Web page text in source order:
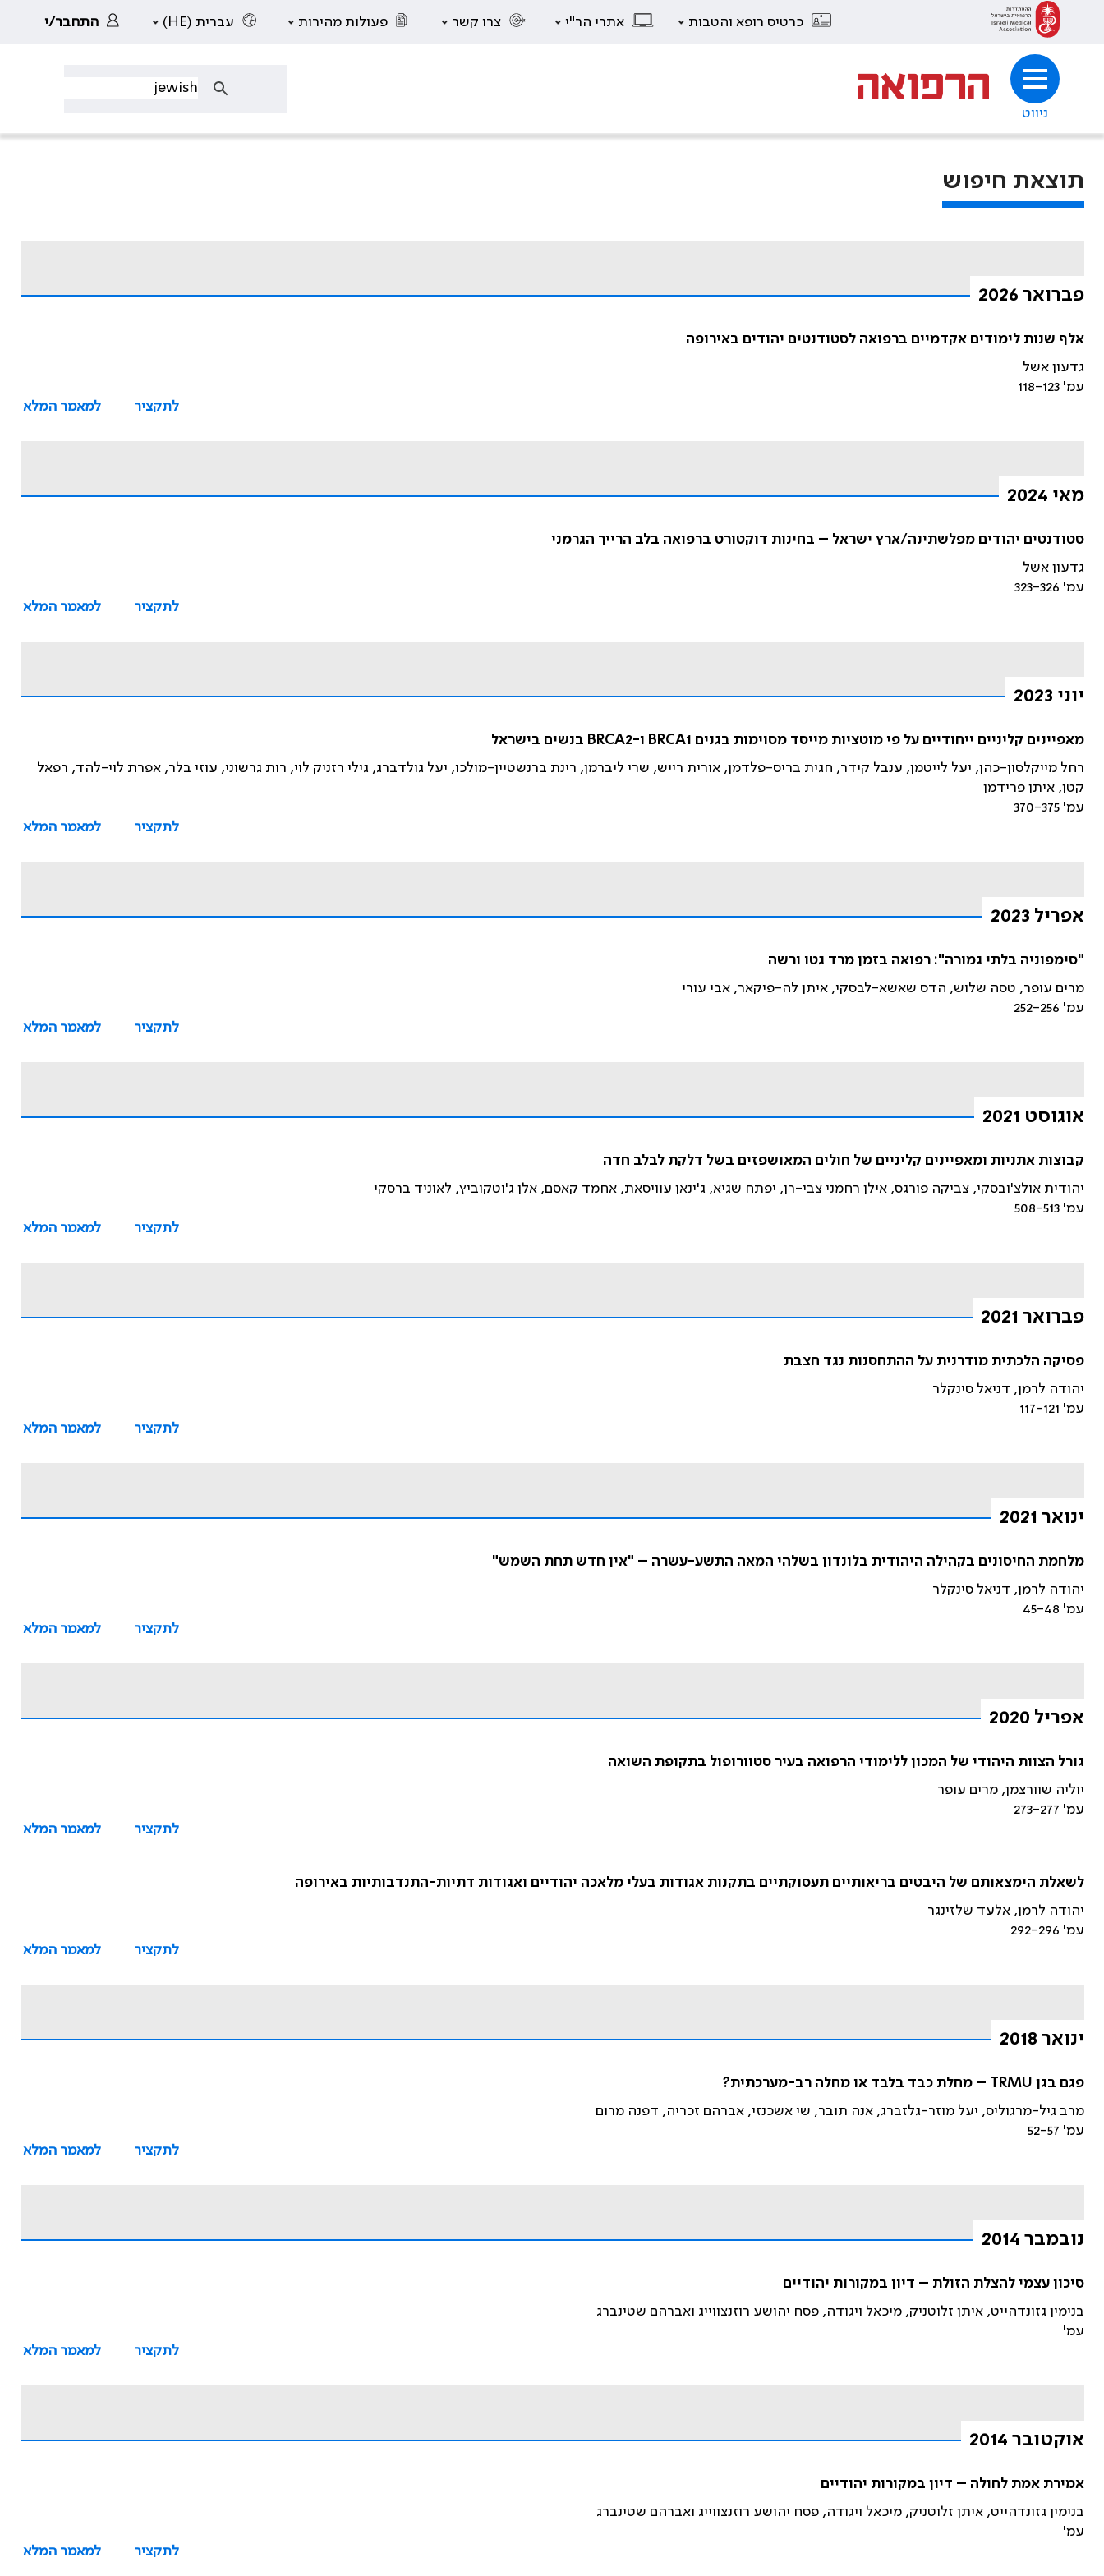
כרטיס רופא והטבות אתרי הר"י צרו קשר פעולות מהירות עברית (HE) התחבר/י
ניווט
תוצאת חיפוש
פברואר 2026
אלף שנות לימודים אקדמיים ברפואה לסטודנטים יהודים באירופה
גדעון אשל
עמ' 118-123
לתקציר
למאמר המלא
מאי 2024
סטודנטים יהודים מפלשתינה/ארץ ישראל – בחינות דוקטורט ברפואה בלב הרייך הגרמני
גדעון אשל
עמ' 323-326
לתקציר
למאמר המלא
יוני 2023
מאפיינים קליניים ייחודיים על פי מוטציות מייסד מסוימות בגנים BRCA1 ו-BRCA2 בנשים בישראל
רחל מייקלסון-כהן, יעל לייטמן, ענבל קידר, חגית בריס-פלדמן, אורית רייש, שרי ליברמן, רינת ברנשטיין-מולכו, יעל גולדברג, גילי רזניק לוי, רות גרשוני, עוזי בלר, אפרת לוי-להד, רפאל
קטן, איתן פרידמן
עמ' 370-375
לתקציר
למאמר המלא
אפריל 2023
"סימפוניה בלתי גמורה": רפואה בזמן מרד גטו ורשה
מרים עופר, טסה שלוש, הדס שאשא-לבסקי, איתן לה-פיקאר, אבי עורי
עמ' 252-256
לתקציר
למאמר המלא
אוגוסט 2021
קבוצות אתניות ומאפיינים קליניים של חולים המאושפזים בשל דלקת לבלב חדה
יהודית אולצ'ובסקי, צביקה פורגס, אילן רחמני צבי-רן, יפתח שגיא, ג'ינאן עוויסאת, אחמד קאסם, אלן ג'וטקוביץ, לאוניד ברסקי
עמ' 508-513
לתקציר
למאמר המלא
פברואר 2021
פסיקה הלכתית מודרנית על ההתחסנות נגד חצבת
יהודה לרמן, דניאל סינקלר
עמ' 117-121
לתקציר
למאמר המלא
ינואר 2021
מלחמת החיסונים בקהילה היהודית בלונדון בשלהי המאה התשע-עשרה – "אין חדש תחת השמש"
יהודה לרמן, דניאל סינקלר
עמ' 45-48
לתקציר
למאמר המלא
אפריל 2020
גורל הצוות היהודי של המכון ללימודי הרפואה בעיר סטוורופול בתקופת השואה
יוליה שוורצמן, מרים עופר
עמ' 273-277
לתקציר
למאמר המלא
לשאלת הימצאותם של היבטים בריאותיים תעסוקתיים בתקנות אגודות בעלי מלאכה יהודיים ואגודות דתיות-התנדבותיות באירופה
יהודה לרמן, אלעד שלזינגר
עמ' 292-296
לתקציר
למאמר המלא
ינואר 2018
פגם בגן TRMU – מחלת כבד בלבד או מחלה רב-מערכתית?
מרב גיל-מרגוליס, יעל מוזר-גלזברג, אנה תובר, שי אשכנזי, אברהם זכריה, דפנה מרום
עמ' 52-57
לתקציר
למאמר המלא
נובמבר 2014
סיכון עצמי להצלת הזולת – דיון במקורות יהודיים
בנימין גזונדהייט, איתן זלוטניק, מיכאל ויגודה, פסח יהושע רוזנצווייג ואברהם שטינברג
עמ'
לתקציר
למאמר המלא
אוקטובר 2014
אמירת אמת לחולה – דיון במקורות יהודיים
בנימין גזונדהייט, איתן זלוטניק, מיכאל ויגודה, פסח יהושע רוזנצווייג ואברהם שטינברג
עמ'
לתקציר
למאמר המלא